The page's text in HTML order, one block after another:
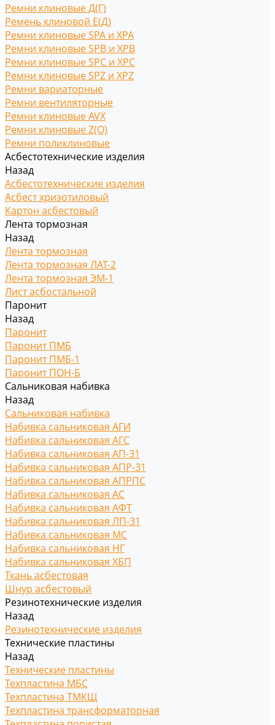
Ремни клиновые Д(Г)
Ремень клиновой Е(Д)
Ремни клиновые SPA и XPA
Ремни клиновые SPB и XPB
Ремни клиновые SPC и XPC
Ремни клиновые SPZ и XPZ
Ремни вариаторные
Ремни вентиляторные
Ремни клиновые AVX
Ремни клиновые Z(O)
Ремни поликлиновые
Асбестотехнические изделия
Назад
Асбестотехнические изделия
Асбест хризотиловый
Картон асбестовый
Лента тормозная
Назад
Лента тормозная
Лента тормозная ЛАТ-2
Лента тормозная ЭМ-1
Лист асбостальной
Паронит
Назад
Паронит
Паронит ПМБ
Паронит ПМБ-1
Паронит ПОН-Б
Сальниковая набивка
Назад
Сальниковая набивка
Набивка сальниковая АГИ
Набивка сальниковая АГС
Набивка сальниковая АП-31
Набивка сальниковая АПР-31
Набивка сальниковая АПРПС
Набивка сальниковая АС
Набивка сальниковая АФТ
Набивка сальниковая ЛП-31
Набивка сальниковая МС
Набивка сальниковая НГ
Набивка сальниковая ХБП
Ткань асбестовая
Шнур асбестовый
Резинотехнические изделия
Назад
Резинотехнические изделия
Технические пластины
Назад
Технические пластины
Техпластина МБС
Техпластина ТМКЩ
Техпластина трансформаторная